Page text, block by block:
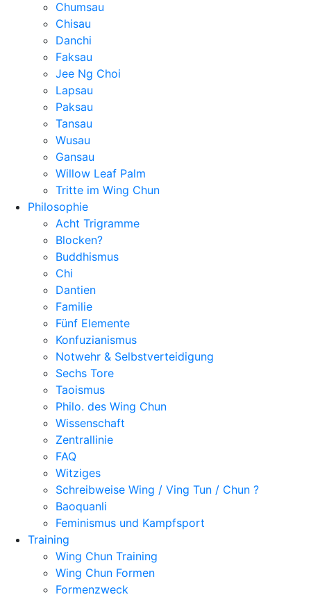
Chumsau
Chisau
Danchi
Faksau
Jee Ng Choi
Lapsau
Paksau
Tansau
Wusau
Gansau
Willow Leaf Palm
Tritte im Wing Chun
Philosophie
Acht Trigramme
Blocken?
Buddhismus
Chi
Dantien
Familie
Fünf Elemente
Konfuzianismus
Notwehr & Selbstverteidigung
Sechs Tore
Taoismus
Philo. des Wing Chun
Wissenschaft
Zentrallinie
FAQ
Witziges
Schreibweise Wing / Ving Tun / Chun ?
Baoquanli
Feminismus und Kampfsport
Training
Wing Chun Training
Wing Chun Formen
Formenzweck